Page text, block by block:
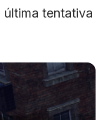
tentativa